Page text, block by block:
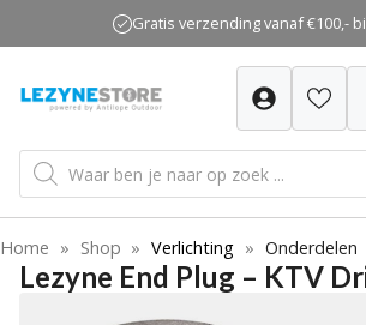
naar
inhoud
Gratis verzending vanaf €100,-
Producten
zoeken
Home » Shop » Verlichting » Onderdelen
Lezyne End Plug – KTV